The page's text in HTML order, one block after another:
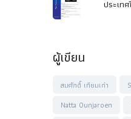
ประเท
ผู้เขียน
สมศักดิ์ เทียมเก่า
Natta Ounjaroen